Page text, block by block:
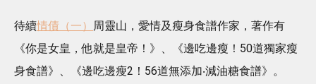
待續情債（一）
周靈山，愛情及瘦身食譜作家，著作有
《你是女皇，他就是皇帝！》、《邊吃邊瘦！50道獨家瘦
身食譜》、《邊吃邊瘦2！56道無添加‧減油糖食譜》。